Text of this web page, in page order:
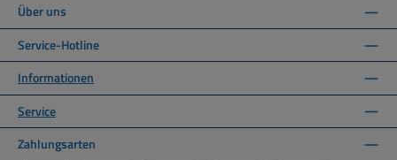
Über uns
Service-Hotline
Informationen
Service
Zahlungsarten